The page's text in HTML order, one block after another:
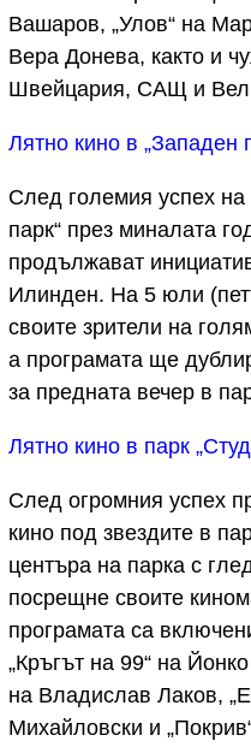
Вашаров, „Улов“ на
Вера Донева, както и
Швейцария, САЩ и
Лятно кино в „Западен
След големия успех на
парк“ през миналата
продължават
Илинден. На 5 юли
своите зрители на
а програмата ще
за предната вечер в
Лятно кино в парк
След огромния успех
кино под звездите в
центъра на парка с
посрещне своите
програмата са
„Кръгът на 99“ на
на Владислав Лаков,
Михайловски и